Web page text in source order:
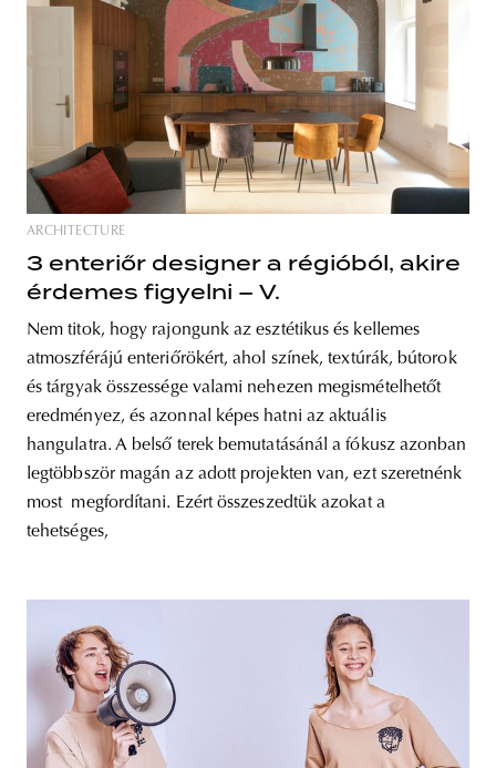
ARCHITECTURE
3 enteriőr designer a régióból, akire
érdemes figyelni – V.
Nem titok, hogy rajongunk az esztétikus és kellemes
atmoszférájú enteriőrökért, ahol színek, textúrák, bútorok
és tárgyak összessége valami nehezen megismételhetőt
eredményez, és azonnal képes hatni az aktuális
hangulatra. A belső terek bemutatásánál a fókusz azonban
legtöbbször magán az adott projekten van, ezt szeretnénk
most megfordítani. Ezért összeszedtük azokat a
tehetséges,